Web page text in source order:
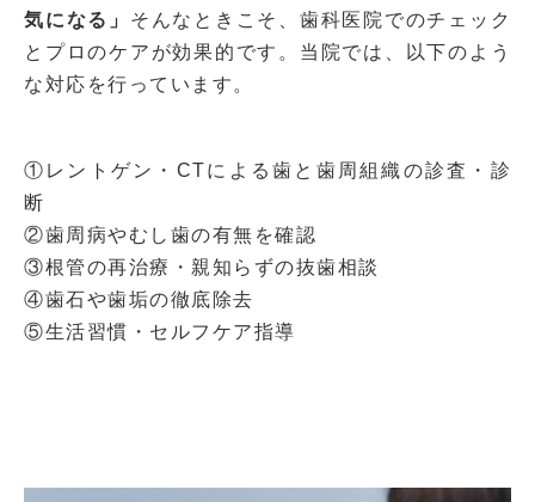
気になる」 そんなときこそ、歯科医院でのチェック
とプロのケアが効果的です。 当院では、以下のよう
な対応を行っています。
①レントゲン・CTによる歯と歯周組織の診査・診
断
②歯周病やむし歯の有無を確認
③根管の再治療・親知らずの抜歯相談
④歯石や歯垢の徹底除去
⑤生活習慣・セルフケア指導